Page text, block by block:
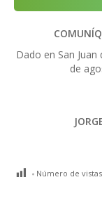
Dado en San
de
Número de